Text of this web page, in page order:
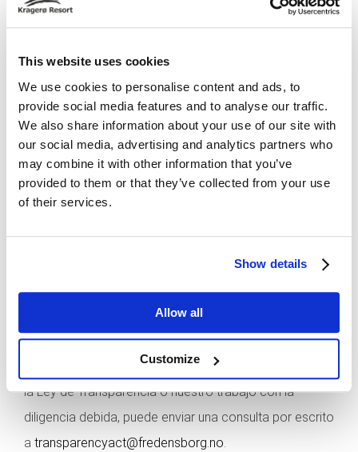
This website uses cookies
We use cookies to personalise content and ads, to
provide social media features and to analyse our traffic.
We also share information about your use of our site with
our social media, advertising and analytics partners who
may combine it with other information that you’ve
provided to them or that they’ve collected from your use
of their services.
Show details
Allow all
Customize
Los derechos humanos y las condiciones laborales
Fredensborg Hospitality. Establecemos requisitos
claros para nuestros proveedores y les exigimos que
firmen y cumplan nuestros requisitos para socios
comerciales.
Información pública
diligencia debida, la primera vez antes del 30 de junio
Si tiene alguna pregunta sobre nuestro cumplimiento de
la Ley de Transparencia o nuestro trabajo con la
diligencia debida, puede enviar una consulta por escrito
a transparencyact@fredensborg.no.